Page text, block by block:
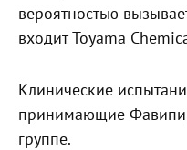
вероятностью
входит Toyama
Клинические
принимающие
группе.